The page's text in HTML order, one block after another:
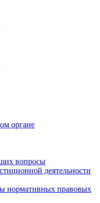
органе
вопросы
деятельности
нормативных правовых